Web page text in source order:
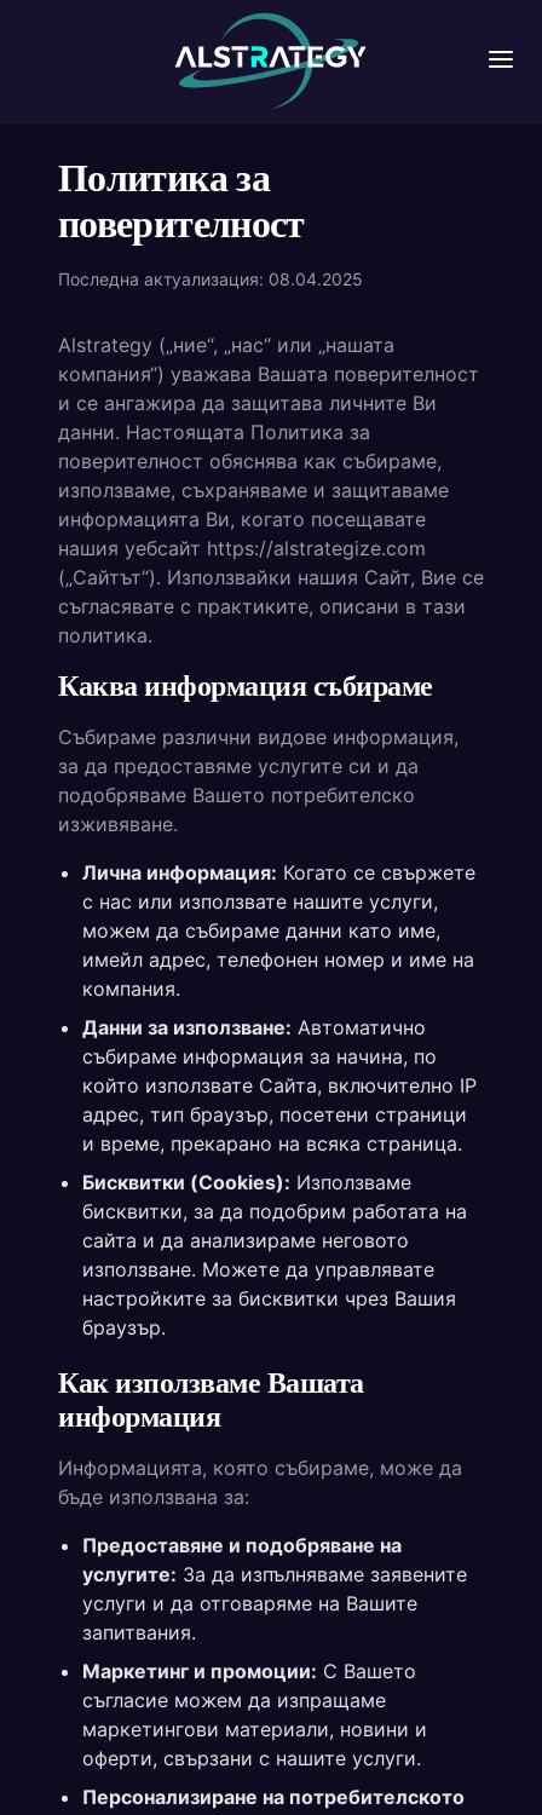
Политика за
поверителност
Последна актуализация: 08.04.2025
Alstrategy („ние“, „нас“ или „нашата
компания“) уважава Вашата поверителност
и се ангажира да защитава личните Ви
данни. Настоящата Политика за
поверителност обяснява как събираме,
използваме, съхраняваме и защитаваме
информацията Ви, когато посещавате
нашия уебсайт https://alstrategize.com
(„Сайтът“). Използвайки нашия Сайт, Вие се
съгласявате с практиките, описани в тази
политика.
Каква информация събираме
Събираме различни видове информация,
за да предоставяме услугите си и да
подобряваме Вашето потребителско
изживяване.
Лична информация: Когато се свържете
с нас или използвате нашите услуги,
можем да събираме данни като име,
имейл адрес, телефонен номер и име на
компания.
Данни за използване: Автоматично
събираме информация за начина, по
който използвате Сайта, включително IP
адрес, тип браузър, посетени страници
и време, прекарано на всяка страница.
Бисквитки (Cookies): Използваме
бисквитки, за да подобрим работата на
сайта и да анализираме неговото
използване. Можете да управлявате
настройките за бисквитки чрез Вашия
браузър.
Как използваме Вашата
информация
Информацията, която събираме, може да
бъде използвана за:
Предоставяне и подобряване на
услугите: За да изпълняваме заявените
услуги и да отговаряме на Вашите
запитвания.
Маркетинг и промоции: С Вашето
съгласие можем да изпращаме
маркетингови материали, новини и
оферти, свързани с нашите услуги.
Персонализиране на потребителското